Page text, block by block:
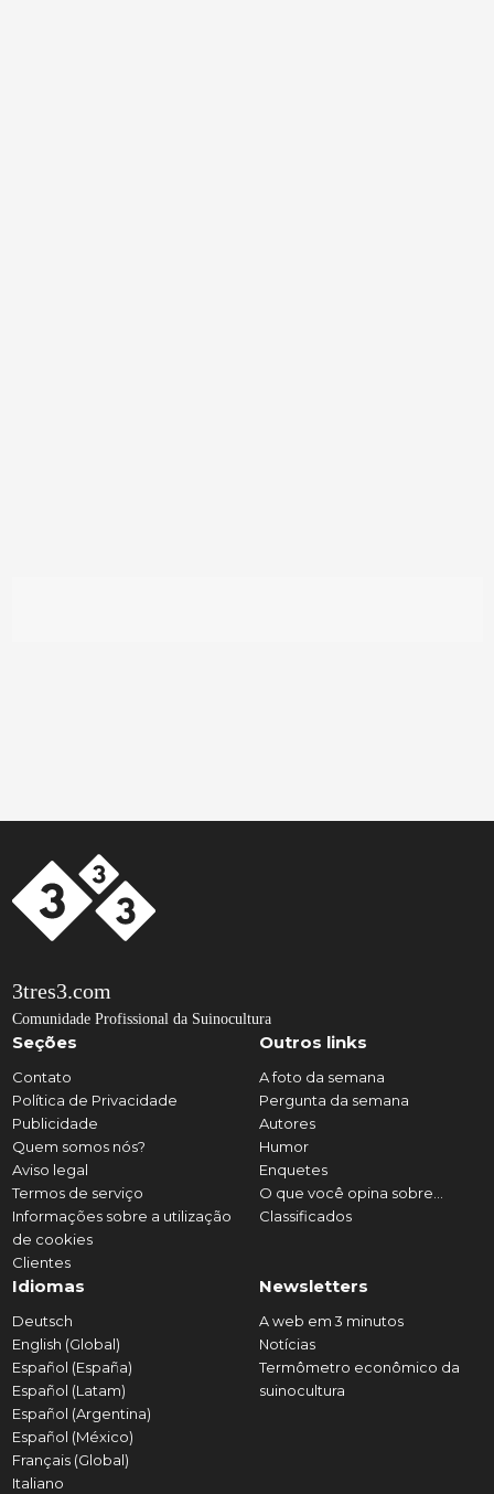
3tres3.com
Comunidade Profissional da Suinocultura
Seções
Contato
Política de Privacidade
Publicidade
Quem somos nós?
Aviso legal
Termos de serviço
Informações sobre a utilização
de cookies
Clientes
Outros links
A foto da semana
Pergunta da semana
Autores
Humor
Enquetes
O que você opina sobre...
Classificados
Idiomas
Deutsch
English (Global)
Español (España)
Español (Latam)
Español (Argentina)
Español (México)
Français (Global)
Italiano
Newsletters
A web em 3 minutos
Notícias
Termômetro econômico da
suinocultura